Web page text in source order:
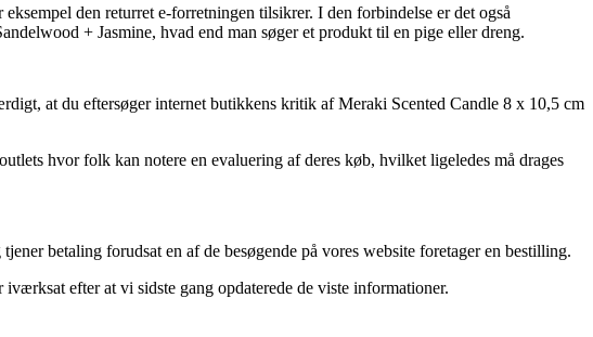
den returret e-forretningen tilsikrer. I den forbindelse er det også
+ Jasmine, hvad end man søger et produkt til en pige eller dreng.
at du eftersøger internet butikkens kritik af Meraki Scented Candle 8 x 10,5 cm
hvor folk kan notere en evaluering af deres køb, hvilket ligeledes må drages
betaling forudsat en af de besøgende på vores website foretager en bestilling.
efter at vi sidste gang opdaterede de viste informationer.